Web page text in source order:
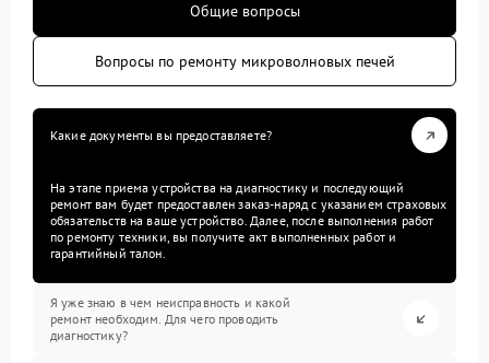
Общие вопросы
Вопросы по ремонту микроволновых печей
Какие документы вы предоставляете?
На этапе приема устройства на диагностику и последующий
ремонт вам будет предоставлен заказ-наряд с указанием страховых
обязательств на ваше устройство. Далее, после выполнения работ
по ремонту техники, вы получите акт выполненных работ и
гарантийный талон.
Я уже знаю в чем неисправность и какой
ремонт необходим. Для чего проводить
диагностику?